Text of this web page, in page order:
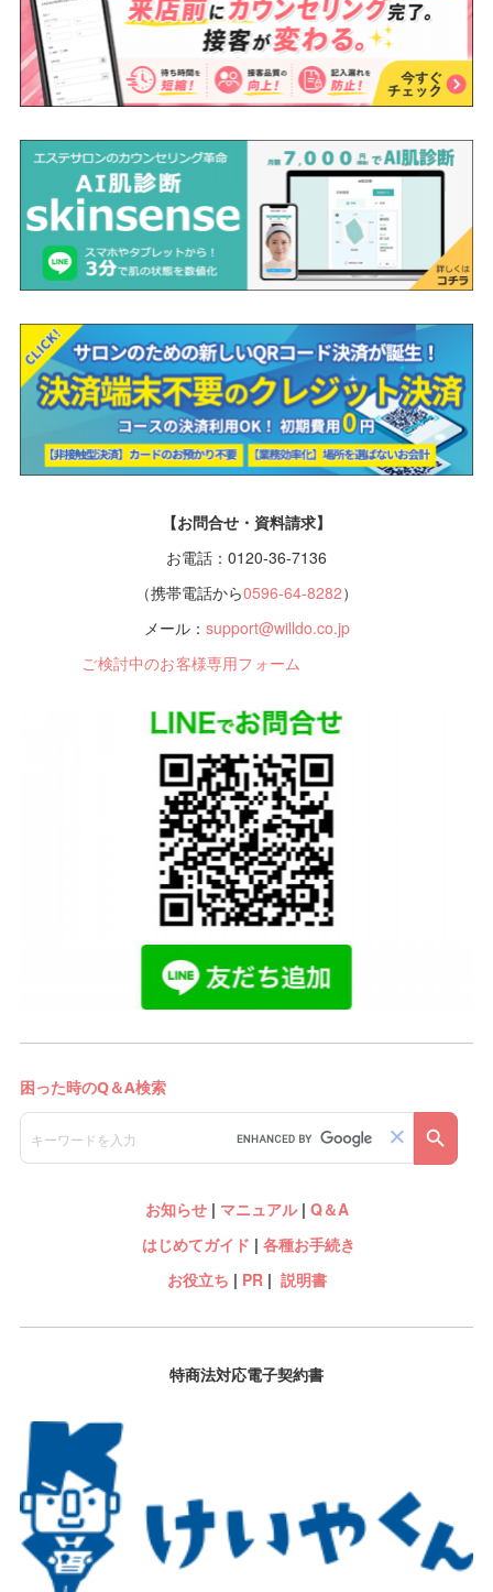
【お問合せ・資料請求】
お電話：0120-36-7136
（携帯電話から0596-64-8282）
メール： support@willdo.co.jp
ご検討中のお客様専用フォーム
お知らせ| マニュアル| Q＆A
はじめてガイド | 各種お手続き
お役立ち | PR| 説明書
特商法対応電子契約書